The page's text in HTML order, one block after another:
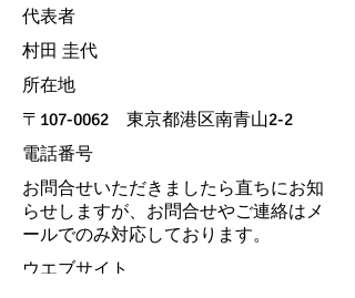
​代表者
​村田 圭代
​所在地
​〒107-0062 東京都港区南青山2-2
​電話番号
​お問合せいただき ましたら直ちにお知
らせしますが、お問合せやご連絡はメ
ールでのみ対応しております。
​ウエブサイト